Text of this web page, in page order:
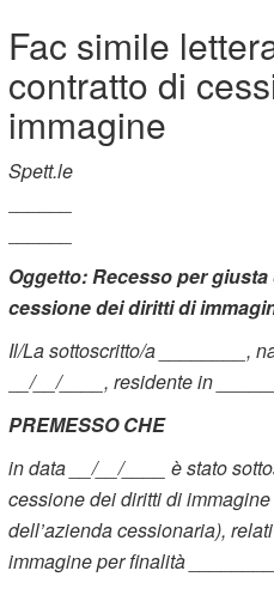
Fac simile
contratto di
immagine
Spett.le
Oggetto: Recesso per
cessione dei diritti di
Il/La sottoscritto/a ________,
__/__/____, residente in
PREMESSO CHE
in data __/__/____ è stato
cessione dei diritti di
dell’azienda cessionaria),
immagine per finalità